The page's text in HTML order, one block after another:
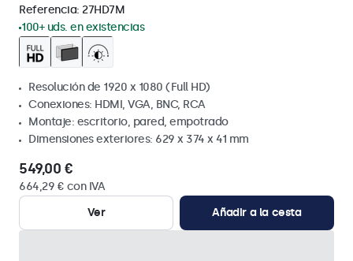
Referencia: 27HD7M
100+ uds. en existencias
Resolución de 1920 x 1080 (Full HD)
Conexiones: HDMI, VGA, BNC, RCA
Montaje: escritorio, pared, empotrado
Dimensiones exteriores: 629 x 374 x 41 mm
549,00 €
664,29 € con IVA
Ver
Añadir a la cesta